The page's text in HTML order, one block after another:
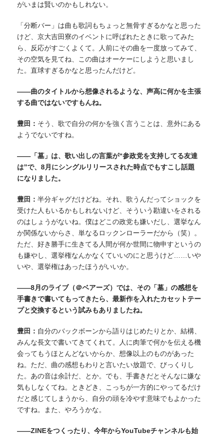
がいまは賢いのかもしれない。
「分断バー」は曲も歌詞もちょっと無骨すぎるかなと思った
けど、京大吉田寮のイベントに呼ばれたときに歌ってみた
ら、反応がすごくよくて。人前にその曲を一度放ってみて、
その空気を見てね、この曲はオーケーにしようと思いまし
た。直球すぎるかなと思ったんだけど。
——曲のタイトルから想像されるような、声高に何かを主張
する曲ではないですもんね。
豊田： そう、歌で自分の何かを強く言うことは、意外にある
ようでないですね。
——「墓」は、歌い出しの言葉が“参政党を支持してる友達
は”で、8月にシングルリリースされた時点でもすこし話題
になりました。
豊田： 半分ギャグだけどね。それ、歌うんだってショックを
受けた人もいるかもしれないけど、そういう勘違いをされる
のはしょうがないね。僕はどこの政党も嫌いだし、選挙なん
か関係ないからさ、単なるロックンローラーだから（笑）。
ただ、好き勝手に生きてる人間が何か世間に物申すというの
も嫌やし、選挙権なんかなくていいのにと思うけど……いや
いや、選挙権はあったほうがいいか。
——8月のライブ（＠ベアーズ）では、その「墓」の感想を
手書きで書いてもってきたら、最新作を入れたカセットテー
プと交換するという試みもありましたね。
豊田： 自分のバックボーンから語りはじめたりとか、結構、
みんな長文で書いてきてくれて。人に肉筆で何かを伝える機
会ってもうほとんどないからか、想像以上のものがあった
ね。ただ、曲の感想もわりと言いたい放題で、びっくりし
た。あの音は余計だ、とか。でも、手書きだとそんなに嫌な
気もしなくてね。ときどき、こっちが一方的にやってるだけ
だと感じてしまうから、自分の頭を冷やす意味でもよかった
ですね。また、やろうかな。
——ZINEをつくったり、今年からYouTubeチャンネルも始